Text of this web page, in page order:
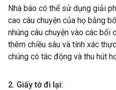
Nhà báo có thể sử dụng giải
cao câu chuyện của họ bằng
nhúng câu chuyện vào các bối
thêm chiều sâu và tính xác
chúng có tác động và thu hút
2. Giấy tờ đi lại: